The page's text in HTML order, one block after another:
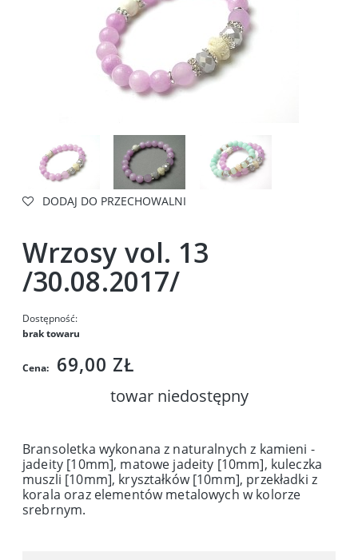
DODAJ DO PRZECHOWALNI
Wrzosy vol. 13
/30.08.2017/
Dostępność:
brak towaru
Cena: 69,00 ZŁ
towar niedostępny
Bransoletka wykonana z naturalnych z kamieni -
jadeity [10mm], matowe jadeity [10mm], kuleczka
muszli [10mm], kryształków [10mm], przekładki z
korala oraz elementów metalowych w kolorze
srebrnym.